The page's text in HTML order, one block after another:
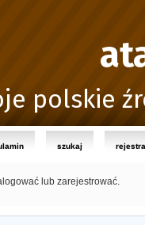
polskie
szukaj
lub zarejestrować.